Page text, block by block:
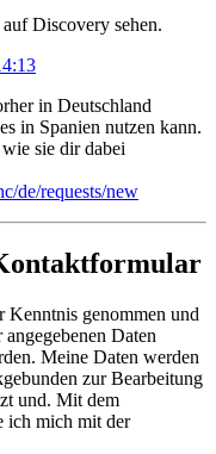
Discovery sehen.
in Deutschland
in Spanien nutzen kann.
sie dir dabei
de/requests/new
Kenntnis genommen und
Daten
Meine Daten werden
zur Bearbeitung
und. Mit dem
ich mich mit der